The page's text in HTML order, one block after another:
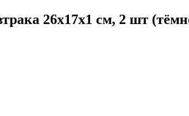
26х17х1 см, 2 шт